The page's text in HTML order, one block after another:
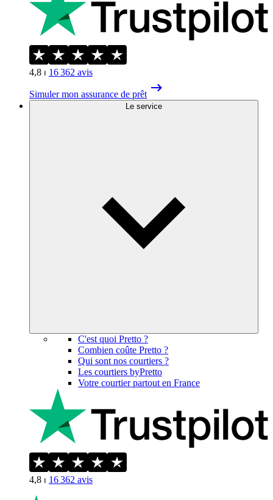
4,8 ⏐ 16 362 avis
Simuler mon assurance de prêt
Le service
C'est quoi Pretto ?
Combien coûte Pretto ?
Qui sont nos courtiers ?
Les courtiers byPretto
Votre courtier partout en France
4,8 ⏐ 16 362 avis